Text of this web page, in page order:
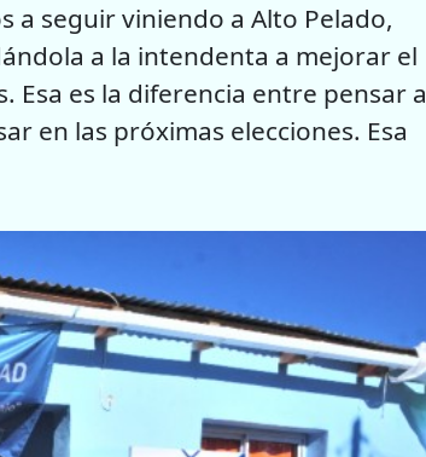
a seguir viniendo a Alto Pelado,
a la intendenta a mejorar el
Esa es la diferencia entre pensar a
en las próximas elecciones. Esa